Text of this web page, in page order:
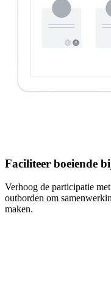
Faciliteer boeiende
Verhoog de participatie
outborden om
maken.